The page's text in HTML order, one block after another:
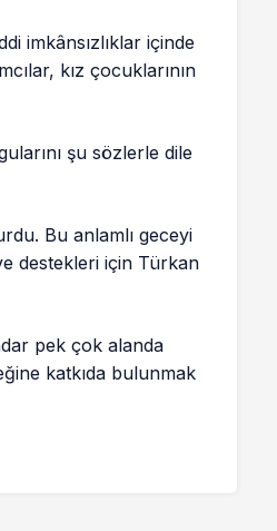
imkânsızlıklar içinde
kız çocuklarının
şu sözlerle dile
Bu anlamlı geceyi
destekleri için Türkan
pek çok alanda
katkıda bulunmak